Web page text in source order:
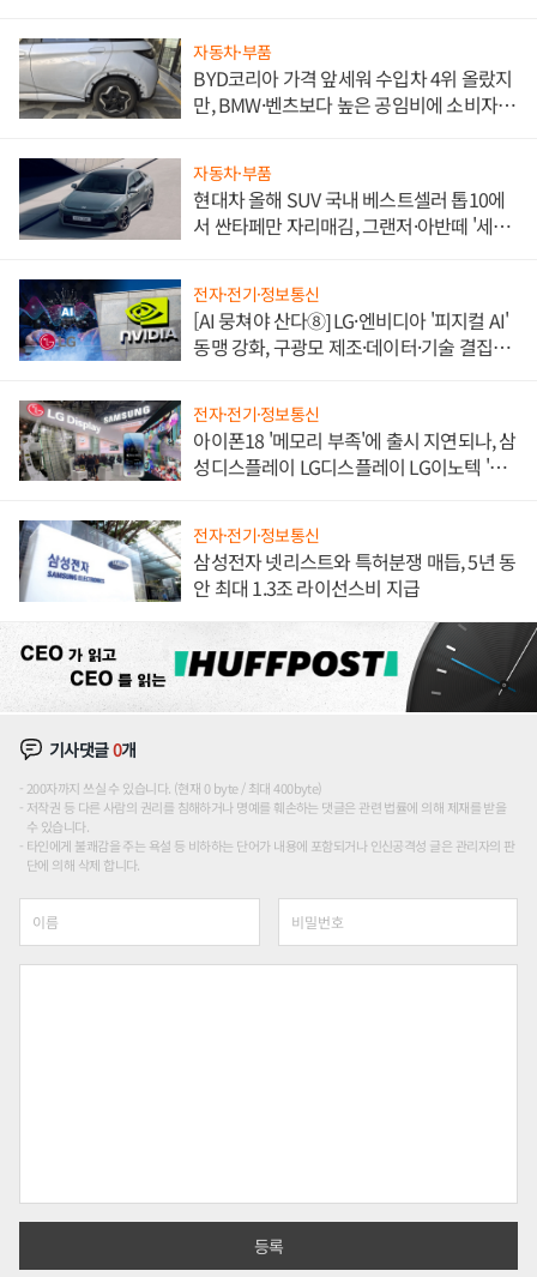
자동차·부품
BYD코리아 가격 앞세워 수입차 4위 올랐지
만, BMW·벤츠보다 높은 공임비에 소비자
자동차·부품
현대차 올해 SUV 국내 베스트셀러 톱10에
서 싼타페만 자리매김, 그랜저·아반떼 '세단
전자·전기·정보통신
[AI 뭉쳐야 산다⑧] LG·엔비디아 '피지컬 AI'
동맹 강화, 구광모 제조·데이터·기술 결집
전자·전기·정보통신
아이폰18 '메모리 부족'에 출시 지연되나, 삼
성디스플레이 LG디스플레이 LG이노텍 '탈
전자·전기·정보통신
삼성전자 넷리스트와 특허분쟁 매듭, 5년 동
안 최대 1.3조 라이선스비 지급
기사댓글0개
200자까지 쓰실 수 있습니다. (현재 0 byte / 최대 400byte)
저작권 등 다른 사람의 권리를 침해하거나 명예를 훼손하는 댓글은 관련 법률에 의해 제재를 받을
수 있습니다.
타인에게 불쾌감을 주는 욕설 등 비하하는 단어가 내용에 포함되거나 인신공격성 글은 관리자의 판
단에 의해 삭제 합니다.